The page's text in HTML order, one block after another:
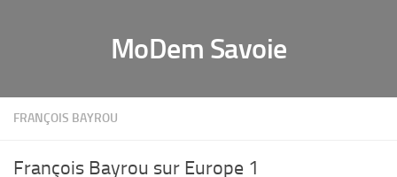
MoDem Savoie
FRANÇOIS BAYROU
François Bayrou sur Europe 1